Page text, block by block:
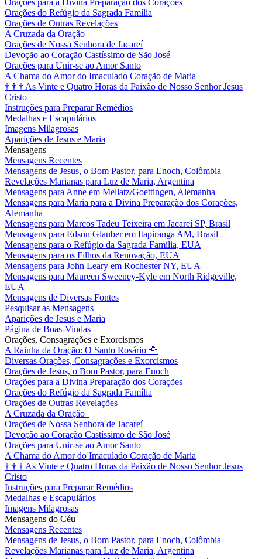
Orações do Refúgio da Sagrada Família
Orações de Outras Revelações
A Cruzada da Oração
Orações de Nossa Senhora de Jacareí
Devoção ao Coração Castíssimo de São José
Orações para Unir-se ao Amor Santo
A Chama do Amor do Imaculado Coração de Maria
† † † As Vinte e Quatro Horas da Paixão de Nosso Senhor Jesus
Cristo
Instruções para Preparar Remédios
Medalhas e Escapulários
Imagens Milagrosas
Aparições de Jesus e Maria
Mensagens
Mensagens Recentes
Mensagens de Jesus, o Bom Pastor, para Enoch, Colômbia
Revelações Marianas para Luz de Maria, Argentina
Mensagens para Anne em Mellatz/Goettingen, Alemanha
Mensagens para Maria para a Divina Preparação dos Corações,
Alemanha
Mensagens para Marcos Tadeu Teixeira em Jacareí SP, Brasil
Mensagens para Edson Glauber em Itapiranga AM, Brasil
Mensagens para o Refúgio da Sagrada Família, EUA
Mensagens para os Filhos da Renovação, EUA
Mensagens para John Leary em Rochester NY, EUA
Mensagens para Maureen Sweeney-Kyle em North Ridgeville,
EUA
Mensagens de Diversas Fontes
Pesquisar as Mensagens
Aparições de Jesus e Maria
Página de Boas-Vindas
Orações, Consagrações e Exorcismos
A Rainha da Oração: O Santo Rosário 🌹
Diversas Orações, Consagrações e Exorcismos
Orações de Jesus, o Bom Pastor, para Enoch
Orações para a Divina Preparação dos Corações
Orações do Refúgio da Sagrada Família
Orações de Outras Revelações
A Cruzada da Oração
Orações de Nossa Senhora de Jacareí
Devoção ao Coração Castíssimo de São José
Orações para Unir-se ao Amor Santo
A Chama do Amor do Imaculado Coração de Maria
† † † As Vinte e Quatro Horas da Paixão de Nosso Senhor Jesus
Cristo
Instruções para Preparar Remédios
Medalhas e Escapulários
Imagens Milagrosas
Mensagens do Céu
Mensagens Recentes
Mensagens de Jesus, o Bom Pastor, para Enoch, Colômbia
Revelações Marianas para Luz de Maria, Argentina